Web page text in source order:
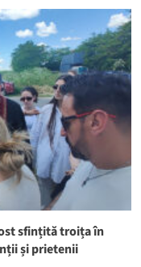
sfințită troița în
și prietenii